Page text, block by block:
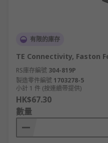
有限的庫存
TE Connectivity, Faston
RS庫存編號 304-819P
製造零件編號 1703278-5
小計 1 件 (按連續帶提供)
HK$67.30
數量